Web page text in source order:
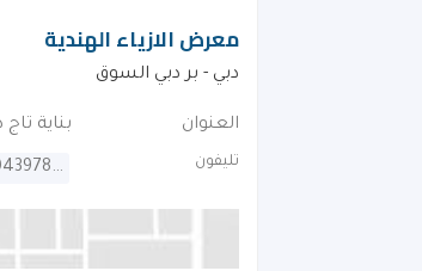
معرض الازياء الهندية
دبي - بر دبي السوق
العنوان بناية
تليفون 043978380